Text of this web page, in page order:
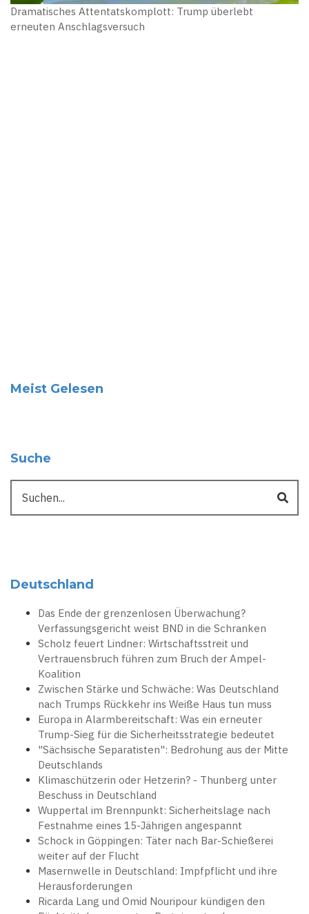
Dramatisches Attentatskomplott: Trump überlebt
erneuten Anschlagsversuch
Meist Gelesen
Suche
Deutschland
Das Ende der grenzenlosen Überwachung?
Verfassungsgericht weist BND in die Schranken
Scholz feuert Lindner: Wirtschaftsstreit und
Vertrauensbruch führen zum Bruch der Ampel-
Koalition
Zwischen Stärke und Schwäche: Was Deutschland
nach Trumps Rückkehr ins Weiße Haus tun muss
Europa in Alarmbereitschaft: Was ein erneuter
Trump-Sieg für die Sicherheitsstrategie bedeutet
"Sächsische Separatisten": Bedrohung aus der Mitte
Deutschlands
Klimaschützerin oder Hetzerin? - Thunberg unter
Beschuss in Deutschland
Wuppertal im Brennpunkt: Sicherheitslage nach
Festnahme eines 15-Jährigen angespannt
Schock in Göppingen: Täter nach Bar-Schießerei
weiter auf der Flucht
Masernwelle in Deutschland: Impfpflicht und ihre
Herausforderungen
Ricarda Lang und Omid Nouripour kündigen den